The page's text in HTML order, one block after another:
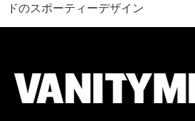
ドのスポーティーデザイン